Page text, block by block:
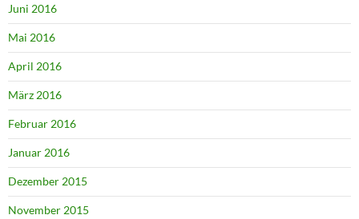
Juni 2016
Mai 2016
April 2016
März 2016
Februar 2016
Januar 2016
Dezember 2015
November 2015